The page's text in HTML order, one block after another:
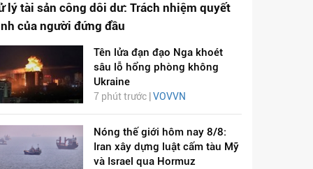
lý tài sản công dôi dư: Trách nhiệm quyết
của người đứng đầu
Tên lửa đạn đạo Nga khoét
sâu lỗ hổng phòng không
Ukraine
7 phút trước |VOVVN
Nóng thế giới hôm nay 8/8:
Iran xây dựng luật cấm tàu Mỹ
và Israel qua Hormuz